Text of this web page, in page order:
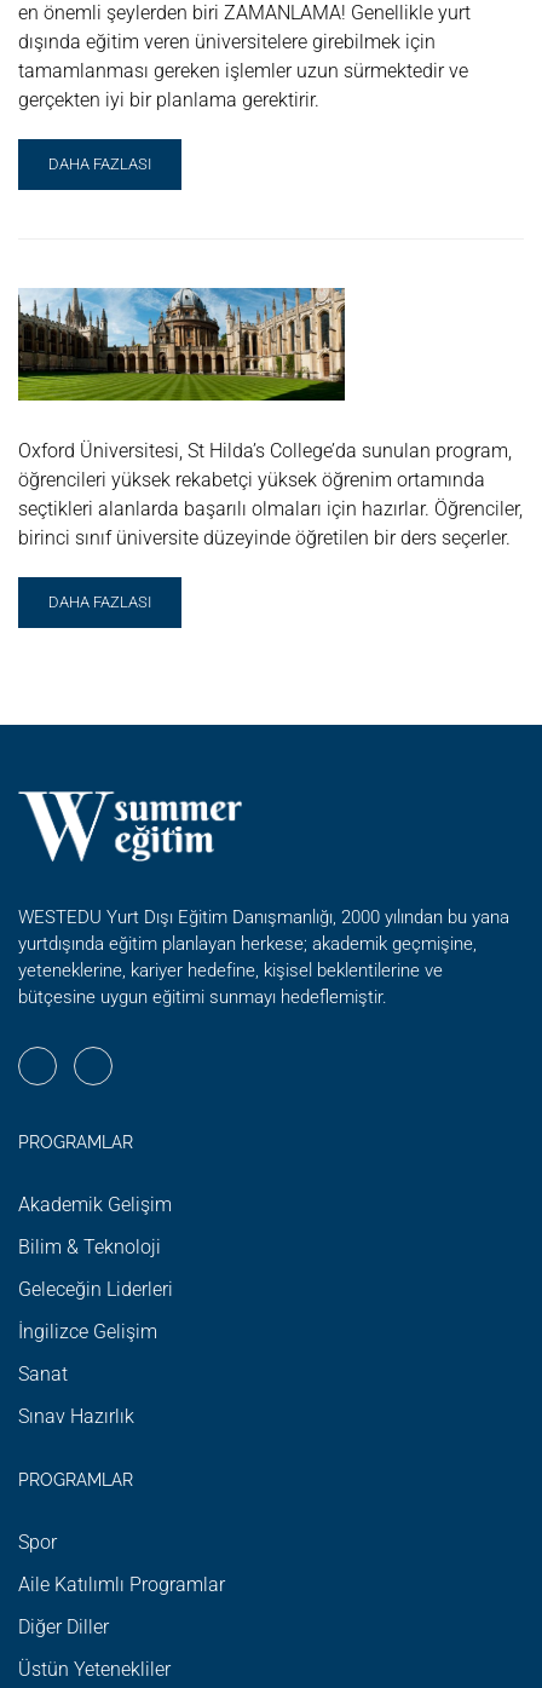
en önemli şeylerden biri ZAMANLAMA! Genellikle yurt
dışında eğitim veren üniversitelere girebilmek için
tamamlanması gereken işlemler uzun sürmektedir ve
gerçekten iyi bir planlama gerektirir.
READ
MORE
ÜNIVERSITE
EĞITIMI
DAHA FAZLASI
Oxford Üniversitesi, St Hilda’s College’da sunulan program,
öğrencileri yüksek rekabetçi yüksek öğrenim ortamında
seçtikleri alanlarda başarılı olmaları için hazırlar. Öğrenciler,
birinci sınıf üniversite düzeyinde öğretilen bir ders seçerler.
READ
MORE
PROGRAMI
HILDA’S
COLLEGE
(OXFORD)
DAHA FAZLASI
WESTEDU Yurt Dışı Eğitim Danışmanlığı, 2000 yılından bu yana
yurtdışında eğitim planlayan herkese; akademik geçmişine,
yeteneklerine, kariyer hedefine, kişisel beklentilerine ve
bütçesine uygun eğitimi sunmayı hedeflemiştir.
PROGRAMLAR
Akademik Gelişim
Bilim & Teknoloji
Geleceğin Liderleri
İngilizce Gelişim
Sanat
Sınav Hazırlık
PROGRAMLAR
Spor
Aile Katılımlı Programlar
Diğer Diller
Üstün Yetenekliler